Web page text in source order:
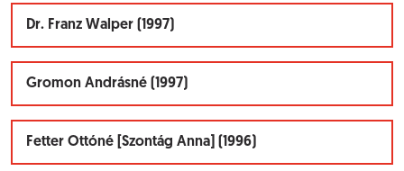
Dr. Franz Walper (1997)
Gromon Andrásné (1997)
Fetter Ottóné [Szontág Anna] (1996)